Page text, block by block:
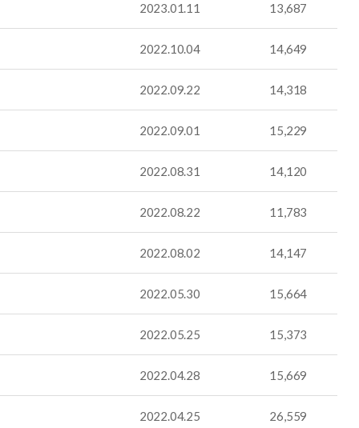
2023.01.11 13,687
2022.10.04 14,649
2022.09.22 14,318
2022.09.01 15,229
2022.08.31 14,120
2022.08.22 11,783
2022.08.02 14,147
2022.05.30 15,664
2022.05.25 15,373
2022.04.28 15,669
2022.04.25 26,559